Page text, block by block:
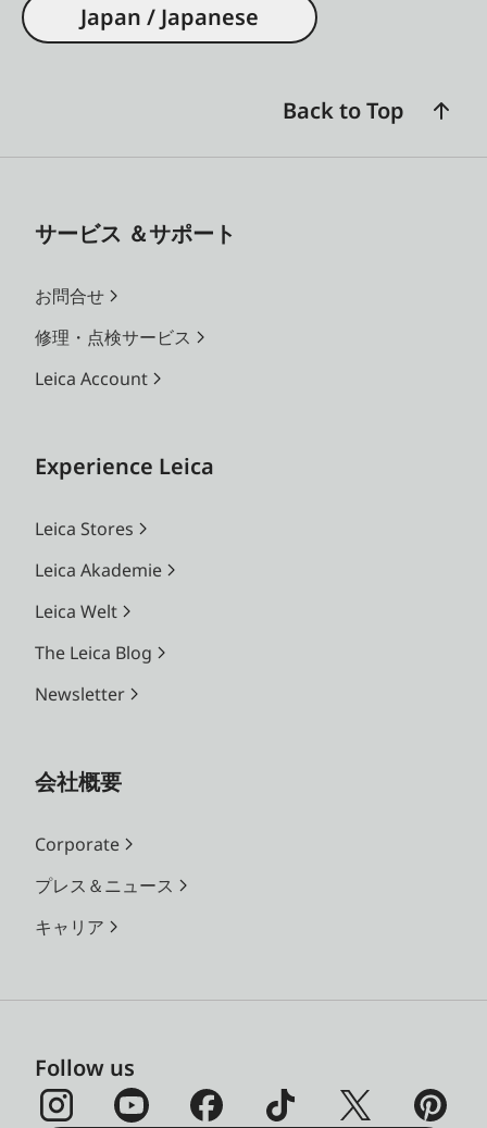
Japan / Japanese
Back to Top
サービス ＆サポート
お問合せ
修理・点検サービス
Leica Account
Experience Leica
Leica Stores
Leica Akademie
Leica Welt
The Leica Blog
Newsletter
会社概要
Corporate
プレス＆ニュース
キャリア
Follow us